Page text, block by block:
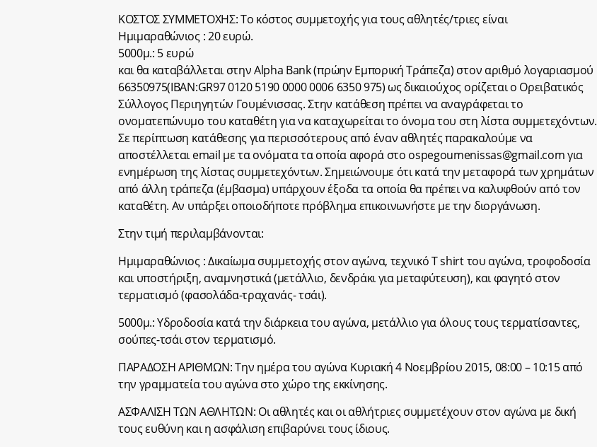
ΚΟΣΤΟΣ ΣΥΜΜΕΤΟΧΗΣ: Το κόστος συμμετοχής για τους αθλητές/τριες είναι
Ημιμαραθώνιος : 20 ευρώ.
5000μ.: 5 ευρώ
και θα καταβάλλεται στην Alpha Bank (πρώην Εμπορική Τράπεζα) στον αριθμό λογαριασμού
66350975(ΙΒΑΝ:GR97 0120 5190 0000 0006 6350 975) ως δικαιούχος ορίζεται ο Ορειβατικός
Σύλλογος Περιηγητών Γουμένισσας. Στην κατάθεση πρέπει να αναγράφεται το
ονοματεπώνυμο του καταθέτη για να καταχωρείται το όνομα του στη λίστα συμμετεχόντων.
Σε περίπτωση κατάθεσης για περισσότερους από έναν αθλητές παρακαλούμε να
αποστέλλεται email με τα ονόματα τα οποία αφορά στο ospegoumenissas@gmail.comγια
ενημέρωση της λίστας συμμετεχόντων. Σημειώνουμε ότι κατά την μεταφορά των χρημάτων
από άλλη τράπεζα (έμβασμα) υπάρχουν έξοδα τα οποία θα πρέπει να καλυφθούν από τον
καταθέτη. Αν υπάρξει οποιοδήποτε πρόβλημα επικοινωνήστε με την διοργάνωση.
Στην τιμή περιλαμβάνονται:
Ημιμαραθώνιος : Δικαίωμα συμμετοχής στον αγώνα, τεχνικό T shirt του αγώνα, τροφοδοσία
και υποστήριξη, αναμνηστικά (μετάλλιο, δενδράκι για μεταφύτευση), και φαγητό στον
τερματισμό (φασολάδα-τραχανάς- τσάι).
5000μ.: Υδροδοσία κατά την διάρκεια του αγώνα, μετάλλιο για όλους τους τερματίσαντες,
σούπες-τσάι στον τερματισμό.
ΠΑΡΑΔΟΣΗ ΑΡΙΘΜΩΝ: Την ημέρα του αγώνα Κυριακή 4 Νοεμβρίου 2015, 08:00 – 10:15 από
την γραμματεία του αγώνα στο χώρο της εκκίνησης.
ΑΣΦΑΛΙΣΗ ΤΩΝ ΑΘΛΗΤΩΝ: Οι αθλητές και οι αθλήτριες συμμετέχουν στον αγώνα με δική
τους ευθύνη και η ασφάλιση επιβαρύνει τους ίδιους.